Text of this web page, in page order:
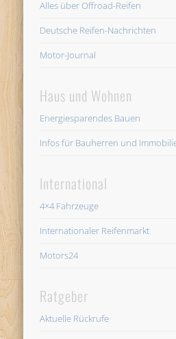
Alles über Offroad-Reifen
Deutsche Reifen-Nachrichten
Motor-Journal
Haus und Wohnen
Energiesparendes Bauen
Infos für Bauherren und
International
4×4 Fahrzeuge
Internationaler Reifenmarkt
Motors24
Ratgeber
Aktuelle Rückrufe